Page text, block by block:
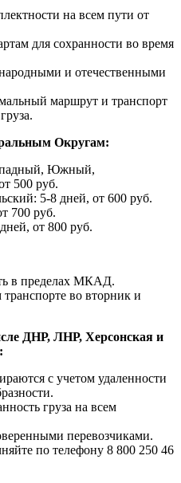
на всем пути от
для сохранности во время
и отечественными
маршрут и транспорт
Округам:
Южный,
500 руб.
5-8 дней, от 600 руб.
700 руб.
от 800 руб.
в пределах МКАД.
во вторник и
ДНР, ЛНР, Херсонская и
с учетом удаленности
груза на всем
перевозчиками.
по телефону 8 800 250 46